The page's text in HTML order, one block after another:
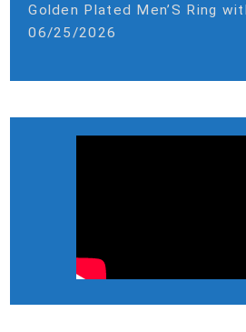
Golden Plated Men’S Ring
06/25/2026